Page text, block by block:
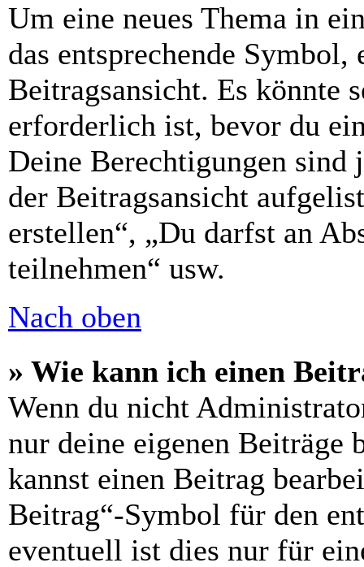
Um eine neues Thema in
das entsprechende
Beitragsansicht. Es könnte
erforderlich ist, bevor du
Deine Berechtigungen sind
der Beitragsansicht
erstellen“, „Du darfst an
teilnehmen“ usw.
Nach oben
» Wie kann ich einen
Wenn du nicht
nur deine eigenen Beiträge
kannst einen Beitrag
Beitrag“-Symbol für den
eventuell ist dies nur für